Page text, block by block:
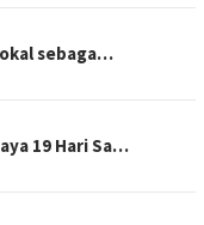
sebaga…
19 Hari Sa…